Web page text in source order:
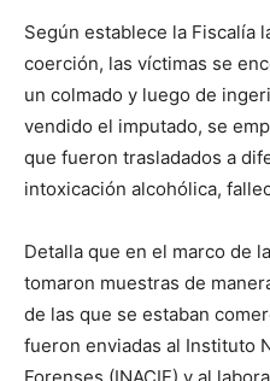
Según establece la Fiscalía
coerción, las víctimas se
un colmado y luego de
vendido el imputado, se
que fueron trasladados a
intoxicación alcohólica,
Detalla que en el marco de
tomaron muestras de
de las que se estaban
fueron enviadas al Instituto
Forenses (INACIF) y al